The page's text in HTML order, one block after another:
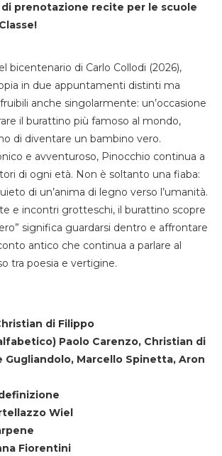
prenotazione recite per le scuole
bicentenario di Carlo Collodi (2026),
in due appuntamenti distinti ma
anche singolarmente: un’occasione
il burattino più famoso al mondo,
di diventare un bambino vero.
e avventuroso, Pinocchio continua a
di ogni età. Non è soltanto una fiaba:
di un’anima di legno verso l’umanità.
e incontri grotteschi, il burattino scopre
significa guardarsi dentro e affrontare
antico che continua a parlare al
tra poesia e vertigine.
di Filippo
Paolo Carenzo, Christian di
Gugliandolo, Marcello Spinetta, Aron
Wiel
Fiorentini